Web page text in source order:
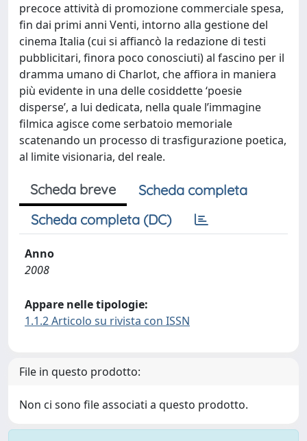
precoce attività di promozione commerciale spesa,
fin dai primi anni Venti, intorno alla gestione del
cinema Italia (cui si affiancò la redazione di testi
pubblicitari, finora poco conosciuti) al fascino per il
dramma umano di Charlot, che affiora in maniera
più evidente in una delle cosiddette ‘poesie
disperse’, a lui dedicata, nella quale l’immagine
filmica agisce come serbatoio memoriale
scatenando un processo di trasfigurazione poetica,
al limite visionaria, del reale.
Scheda breve
Scheda completa
Scheda completa (DC)
Anno
2008
Appare nelle tipologie:
1.1.2 Articolo su rivista con ISSN
File in questo prodotto:
Non ci sono file associati a questo prodotto.